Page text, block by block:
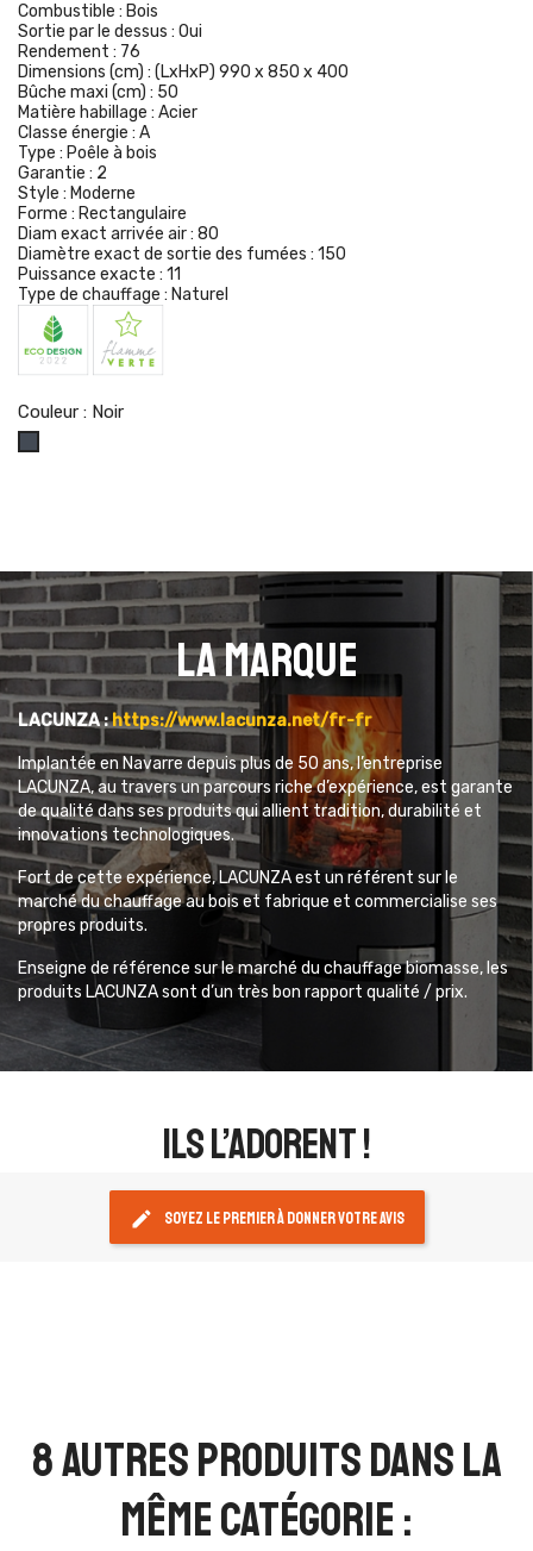
Combustible : Bois
Sortie par le dessus : Oui
Rendement : 76
Dimensions (cm) : (LxHxP) 990 x 850 x 400
Bûche maxi (cm) : 50
Matière habillage : Acier
Classe énergie : A
Type : Poêle à bois
Garantie : 2
Style : Moderne
Forme : Rectangulaire
Diam exact arrivée air : 80
Diamètre exact de sortie des fumées : 150
Puissance exacte : 11
Type de chauffage : Naturel
Couleur : Noir
La marque
LACUNZA :https://www.lacunza.net/fr-fr
Implantée en Navarre depuis plus de 50 ans, l’entreprise
LACUNZA, au travers un parcours riche d’expérience, est garante
de qualité dans ses produits qui allient tradition, durabilité et
innovations technologiques.
Fort de cette expérience, LACUNZA est un référent sur le
marché du chauffage au bois et fabrique et commercialise ses
propres produits.
Enseigne de référence sur le marché du chauffage biomasse, les
produits LACUNZA sont d’un très bon rapport qualité / prix.
ils l’adorent !
edit Soyez le premier à donner votre avis
8 autres produits dans la
même catégorie :